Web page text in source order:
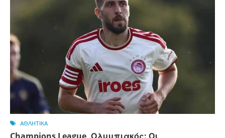
ΑΘΛΗΤΙΚΑ